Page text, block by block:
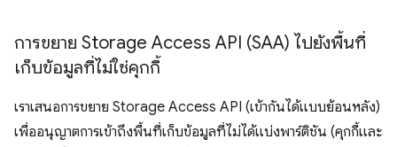
การขยาย Storage Access API (SAA) ไปยังพื้นที่
เก็บข้อมูลที่ไม่ใช่คุกกี้
เราเสนอการขยาย Storage Access API (เข้ากันได้แบบย้อนหลัง)
เพื่ออนุญาตการเข้าถึงพื้นที่เก็บข้อมูลที่ไม่ได้แบ่งพาร์ติชัน (คุกกี้และ